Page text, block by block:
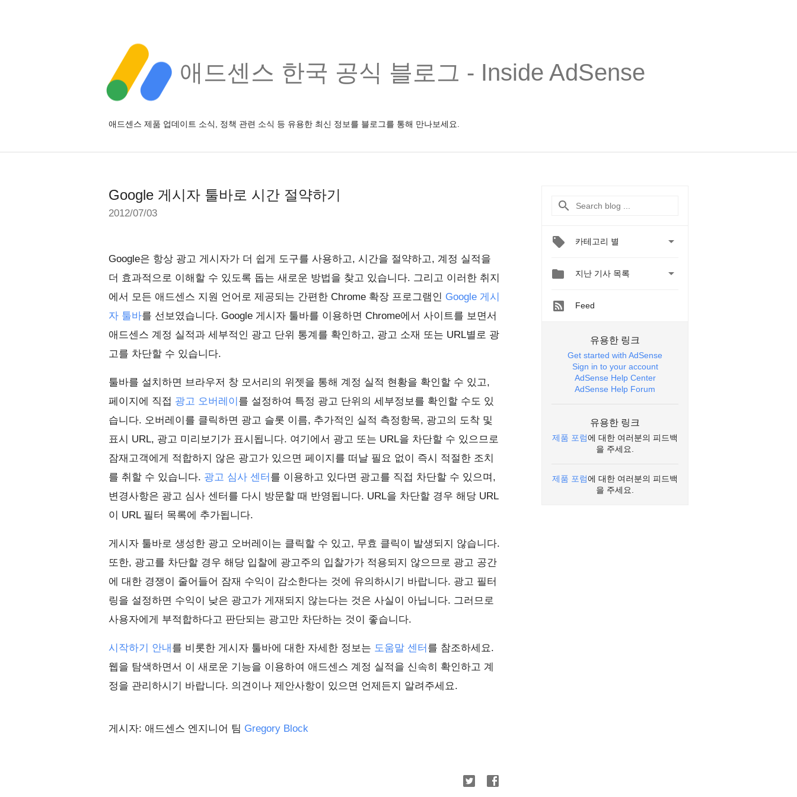
애드센스 한국 공식 블로그 - Inside AdSense
애드센스 제품 업데이트 소식, 정책 관련 소식 등 유용한 최신 정보를 블로그를 통해 만나보세요.
Google 게시자 툴바로 시간 절약하기
2012/07/03
Google은 항상 광고 게시자가 더 쉽게 도구를 사용하고, 시간을 절약하고, 계정 실적을
더 효과적으로 이해할 수 있도록 돕는 새로운 방법을 찾고 있습니다. 그리고 이러한 취지
에서 모든 애드센스 지원 언어로 제공되는 간편한 Chrome 확장 프로그램인 Google 게시
자 툴바를 선보였습니다. Google 게시자 툴바를 이용하면 Chrome에서 사이트를 보면서
애드센스 계정 실적과 세부적인 광고 단위 통계를 확인하고, 광고 소재 또는 URL별로 광
고를 차단할 수 있습니다.
툴바를 설치하면 브라우저 창 모서리의 위젯을 통해 계정 실적 현황을 확인할 수 있고,
페이지에 직접 광고 오버레이 를 설정하여 특정 광고 단위의 세부정보를 확인할 수도 있
습니다. 오버레이를 클릭하면 광고 슬롯 이름, 추가적인 실적 측정항목, 광고의 도착 및
표시 URL, 광고 미리보기가 표시됩니다. 여기에서 광고 또는 URL을 차단할 수 있으므로
잠재고객에게 적합하지 않은 광고가 있으면 페이지를 떠날 필요 없이 즉시 적절한 조치
를 취할 수 있습니다. 광고 심사 센터 를 이용하고 있다면 광고를 직접 차단할 수 있으며,
변경사항은 광고 심사 센터를 다시 방문할 때 반영됩니다. URL을 차단할 경우 해당 URL
이 URL 필터 목록에 추가됩니다.
게시자 툴바로 생성한 광고 오버레이는 클릭할 수 있고, 무효 클릭이 발생되지 않습니다.
또한, 광고를 차단할 경우 해당 입찰에 광고주의 입찰가가 적용되지 않으므로 광고 공간
에 대한 경쟁이 줄어들어 잠재 수익이 감소한다는 것에 유의하시기 바랍니다. 광고 필터
링을 설정하면 수익이 낮은 광고가 게재되지 않는다는 것은 사실이 아닙니다. 그러므로
사용자에게 부적합하다고 판단되는 광고만 차단하는 것이 좋습니다.
시작하기 안내 를 비롯한 게시자 툴바에 대한 자세한 정보는 도움말 센터 를 참조하세요.
웹을 탐색하면서 이 새로운 기능을 이용하여 애드센스 계정 실적을 신속히 확인하고 계
정을 관리하시기 바랍니다. 의견이나 제안사항이 있으면 언제든지 알려주세요.
게시자: 애드센스 엔지니어 팀 Gregory Block
카테고리 별 
 지난 기사 목록 
Feed
유용한 링크
Get started with AdSense
Sign in to your account
AdSense Help Center
AdSense Help Forum
유용한 링크
제품 포럼에 대한 여러분의 피드백
을 주세요.
제품 포럼에 대한 여러분의 피드백
을 주세요.